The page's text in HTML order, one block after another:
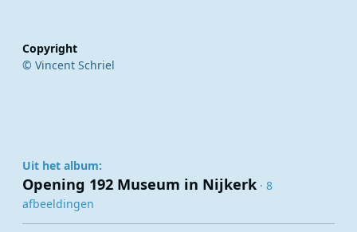
Copyright
© Vincent Schriel
Uit het album:
Opening 192 Museum in Nijkerk · 8
afbeeldingen